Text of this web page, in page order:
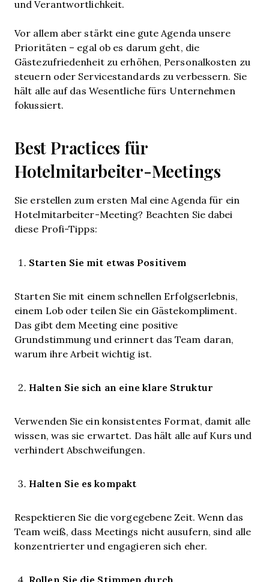
und Verantwortlichkeit.
Vor allem aber stärkt eine gute Agenda unsere
Prioritäten – egal ob es darum geht, die
Gästezufriedenheit zu erhöhen, Personalkosten zu
steuern oder Servicestandards zu verbessern. Sie
hält alle auf das Wesentliche fürs Unternehmen
fokussiert.
Best Practices für
Hotelmitarbeiter-Meetings
Sie erstellen zum ersten Mal eine Agenda für ein
Hotelmitarbeiter-Meeting? Beachten Sie dabei
diese Profi-Tipps:
Starten Sie mit etwas Positivem
Starten Sie mit einem schnellen Erfolgserlebnis,
einem Lob oder teilen Sie ein Gästekompliment.
Das gibt dem Meeting eine positive
Grundstimmung und erinnert das Team daran,
warum ihre Arbeit wichtig ist.
Halten Sie sich an eine klare Struktur
Verwenden Sie ein konsistentes Format, damit alle
wissen, was sie erwartet. Das hält alle auf Kurs und
verhindert Abschweifungen.
Halten Sie es kompakt
Respektieren Sie die vorgegebene Zeit. Wenn das
Team weiß, dass Meetings nicht ausufern, sind alle
konzentrierter und engagieren sich eher.